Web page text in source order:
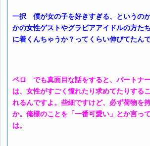
一択 僕が女の子を好きすぎる、というの
かの女性ゲストやグラビアアイドルの方た
に着くんちゃうか？ってくらい伸びてたんで
ペロ でも真面目な話をすると、パートナ
は、女性がすごく憧れたり求めてたりする
れるんですよ。些細ですけど、必ず荷物を
か。俺様のことを「一番可愛い」とか言っ
は。